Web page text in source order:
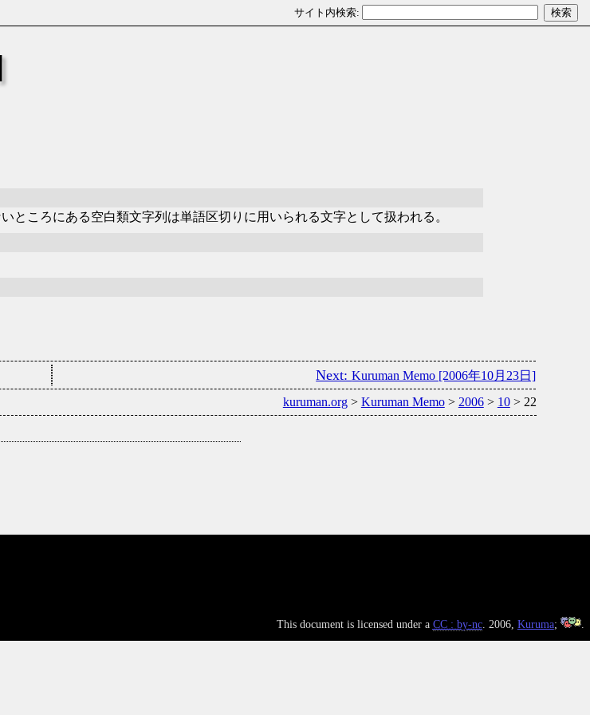
ところにある空白類文字列は単語区切りに用いられる文字として扱われる。
Kuruman Memo [2006年10月23日]
kuruman.org> Kuruman Memo> 2006> 10> 22
This document is licensed under a CC : by-nc. 2006, Kuruma; .